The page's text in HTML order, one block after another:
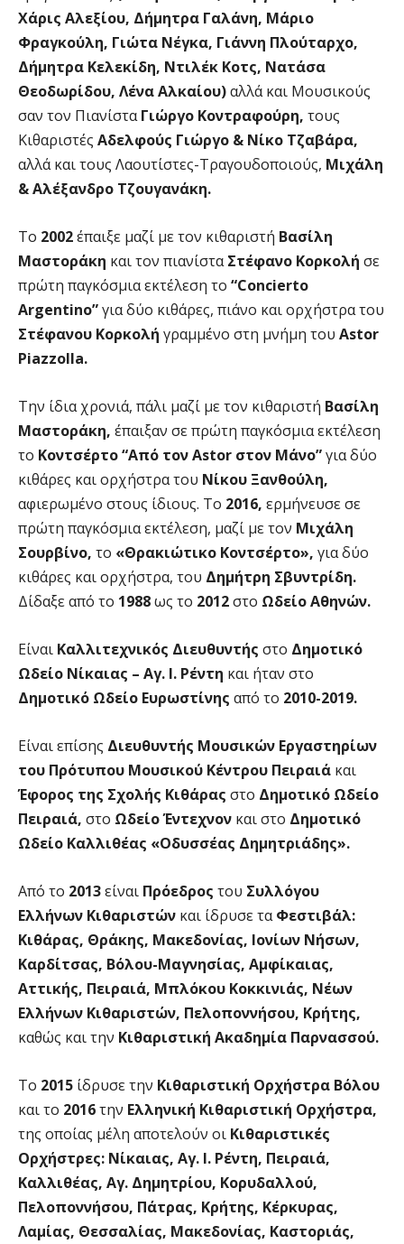
Χάρις Αλεξίου, Δήμητρα Γαλάνη, Μάριο
Φραγκούλη, Γιώτα Νέγκα, Γιάννη Πλούταρχο,
Δήμητρα Κελεκίδη, Ντιλέκ Κοτς, Νατάσα
Θεοδωρίδου, Λένα Αλκαίου)αλλά και Μουσικούς
σαν τον ΠιανίσταΓιώργο Κοντραφούρη, τους
Κιθαριστές Αδελφούς Γιώργο & Νίκο Τζαβάρα,
αλλά και τους Λαουτίστες-Τραγουδοποιούς, Μιχάλη
& Αλέξανδρο Τζουγανάκη.
Το 2002έπαιξε μαζί με τον κιθαριστή Βασίλη
Μαστοράκη και τον πιανίσταΣτέφανο Κορκολή σε
πρώτη παγκόσμια εκτέλεση το “Concierto
Argentino”για δύο κιθάρες, πιάνο και ορχήστρα του
Στέφανου Κορκολή γραμμένο στη μνήμη του Astor
Piazzolla.
Την ίδια χρονιά, πάλι μαζί με τον κιθαριστή Βασίλη
Μαστοράκη, έπαιξαν σε πρώτη παγκόσμια εκτέλεση
το Κοντσέρτο “Από τον Astor στον Μάνο”για δύο
κιθάρες και ορχήστρα του Νίκου Ξανθούλη,
αφιερωμένο στους ίδιους. Το 2016, ερμήνευσε σε
πρώτη παγκόσμια εκτέλεση, μαζί με τον Μιχάλη
Σουρβίνο, το «Θρακιώτικο Κοντσέρτο», για δύο
κιθάρες και ορχήστρα, του Δημήτρη Σβυντρίδη.
Δίδαξε από το 1988ως το 2012στο Ωδείο Αθηνών.
Είναι Καλλιτεχνικός Διευθυντής στο Δημοτικό
Ωδείο Νίκαιας – Αγ. Ι. Ρέντη και ήταν στο
Δημοτικό Ωδείο Ευρωστίνης από το 2010-2019.
Είναι επίσης Διευθυντής Μουσικών Εργαστηρίων
του Πρότυπου Μουσικού Κέντρου Πειραιά και
Έφορος της Σχολής Κιθάρας στο Δημοτικό Ωδείο
Πειραιά, στο Ωδείο Έντεχνον και στο Δημοτικό
Ωδείο Καλλιθέας «Οδυσσέας Δημητριάδης».
Από το 2013είναι Πρόεδρος του Συλλόγου
Ελλήνων Κιθαριστών και ίδρυσε ταΦεστιβάλ:
Κιθάρας, Θράκης, Μακεδονίας, Ιονίων Νήσων,
Καρδίτσας, Βόλου-Μαγνησίας, Αμφίκαιας,
Αττικής, Πειραιά, Μπλόκου Κοκκινιάς, Νέων
Ελλήνων Κιθαριστών, Πελοποννήσου, Κρήτης,
καθώς και την Κιθαριστική Ακαδημία Παρνασσού.
Το 2015 ίδρυσε την Κιθαριστική Ορχήστρα Βόλου
και το 2016την Ελληνική Κιθαριστική Ορχήστρα,
της οποίας μέλη αποτελούν οι Κιθαριστικές
Ορχήστρες: Νίκαιας, Αγ. Ι. Ρέντη, Πειραιά,
Καλλιθέας, Αγ. Δημητρίου, Κορυδαλλού,
Πελοποννήσου, Πάτρας, Κρήτης, Κέρκυρας,
Λαμίας, Θεσσαλίας, Μακεδονίας, Καστοριάς,